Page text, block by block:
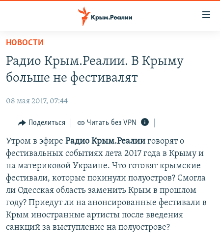
Вернуться
основному
содержанию
навигации
Вернутся
поиску
СПЕЦПРОЕКТЫ
КАРТА ВОЕННЫХ ОБЪЕКТОВ КРЫМА
11 ЛЕТ ОККУПАЦИИ КРЫМА. 11 ИСТОРИЙ СОПРОТИВЛЕНИЯ
ИСТОРИЯ
ЕЩЕ
ИНТЕРАКТИВ
ТЕЛЕПРОЕКТ КРЫМ.РЕАЛИИ
СОВЕТЫ ПРАВОЗАЩИТНИКОВ
ПРОПАВШИЕ БЕЗ ВЕСТИ
ПОБЕДИТЕЛЕЙ НЕ СУДЯТ?
РАДІО СВОБОДА
КАК ОБОЙТИ БЛОКИРОВКУ
Українською
Qırımtatar
ПРИСОЕДИНЯЙТЕСЬ!
НОВОСТИ
Радио Крым.Реалии. В Крыму
больше не фестивалят
08 мая 2017, 07:44
Поделиться Читать без VPN
Утром в эфире Радио Крым.Реалии говорят о
фестивальных событиях лета 2017 года в Крыму и
на материковой Украине. Что готовят крымские
фестивали, которые покинули полуостров? Смогла
ли Одесская область заменить Крым в прошлом
году? Приедут ли на анонсированные фестивали в
Крым иностранные артисты после введения
санкций за выступление на полуострове?